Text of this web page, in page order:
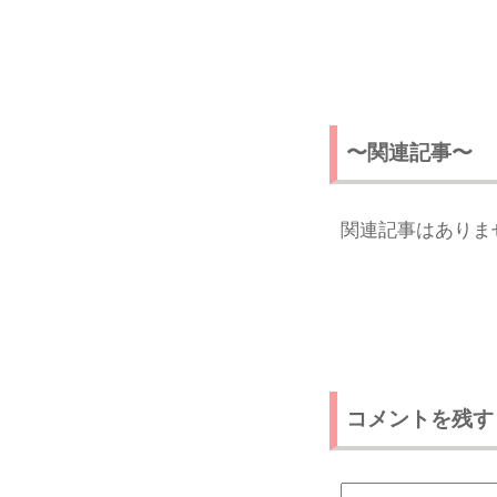
〜関連記事〜
関連記事はありま
コメントを残す